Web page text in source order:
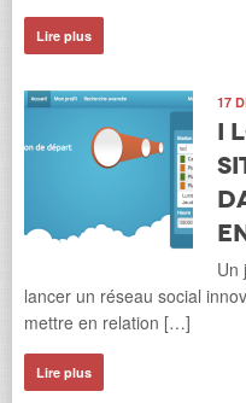
Lire plus
17
I
Un
lancer un réseau social
mettre en relation […]
Lire plus